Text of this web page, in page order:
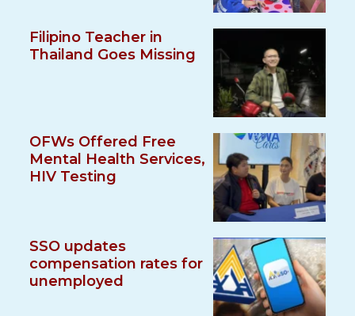
Filipino Teacher in
Thailand Goes Missing
OFWs Offered Free
Mental Health Services,
HIV Testing
SSO updates
compensation rates for
unemployed